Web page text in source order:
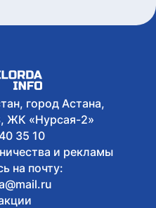
Уругвай на
по водному поло
город Астана,
ЖК «Нурсая-2»
35 10
и рекламы
на почту: